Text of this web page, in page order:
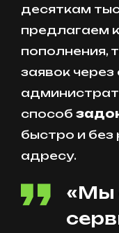
десяткам
предлагаем
пополнения,
заявок
способ
быстро и без
адресу.
«Мы